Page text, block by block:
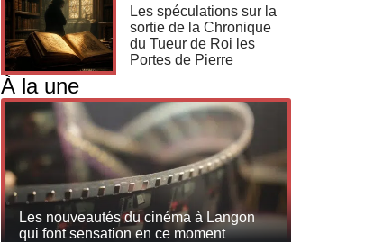
Les spéculations sur la
sortie de la Chronique
du Tueur de Roi les
Portes de Pierre
À la une
Les nouveautés du cinéma à Langon
qui font sensation en ce moment